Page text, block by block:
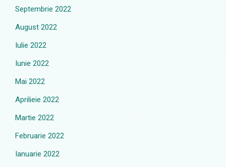
Septembrie 2022
August 2022
Iulie 2022
Iunie 2022
Mai 2022
Aprilieie 2022
Martie 2022
Februarie 2022
Ianuarie 2022